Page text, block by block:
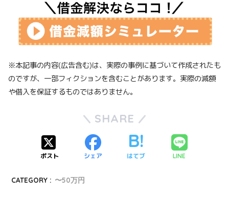
※本記事の内容(広告含む)は、実際の事例に基づいて作成されたも
のですが、一部フィクションを含むことがあります。実際の減額
や借入を保証するものではありません。
SHARE
ポスト シェア はてブ LINE
CATEGORY : 〜50万円